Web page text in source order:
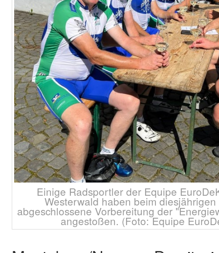
Einige Radsportler der Equipe
Westerwald haben beim
abgeschlossene Vorbereitung der
angestoßen. (Foto: Equipe